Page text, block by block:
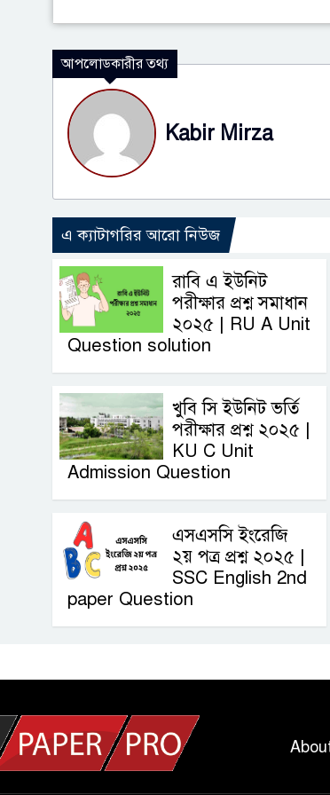
আপলোডকারীর তথ্য
Kabir Mirza
এ ক্যাটাগরির আরো নিউজ
রাবি এ ইউনিট
পরীক্ষার প্রশ্ন সমাধান
২০২৫ | RU A Unit
Question solution
খুবি সি ইউনিট ভর্তি
পরীক্ষার প্রশ্ন ২০২৫ |
KU C Unit
Admission Question
এসএসসি ইংরেজি
২য় পত্র প্রশ্ন ২০২৫ |
SSC English‌ 2nd
paper Question